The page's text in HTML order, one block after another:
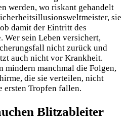
werden, wo riskant gehandelt
sie
damit der Eintritt des
Wer sein Leben versichert,
nicht zurück und
auch nicht vor Krankheit.
mindern manchmal die Folgen,
die sie verteilen, nicht
ersten Tropfen fallen.
Blitzableiter